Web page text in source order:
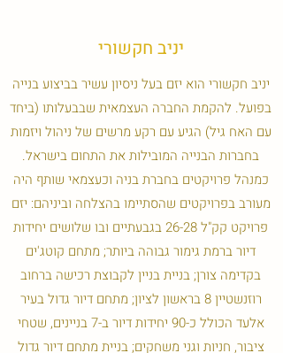
יניב חקשורי
יניב חקשורי הוא יזם בעל ניסיון עשיר בביצוע בנייה
בפועל. להקמת החברה העצמאית שבבעלותו (ביחד
עם האח גיל) הגיע עם רקע מרשים של ניהול ויזמות
בחברות הבנייה המובילות את התחום בישראל.
כמנהל פרויקטים בחברת בניה וכעצמאי שותף היה
מעורב בפרויקטים שהסתיימו בהצלחה וביניהם: יזם
פרויקט קק"ל 26-28 בגבעתיים ובו שלושים יחידות
דיור ברמת גימור גבוהה ביותר; מתחם קוטג'ים
בקדימה צורן; בניית בניין לקבוצת רכישה ברחוב
רוזנשטיין 8 בראשון לציון; מתחם דיור גדול בעיר
אלעד הכולל כ-90 יחידות דיור ב-7 בניינים, שטחי
ציבור, חניות וגני משחקים; בניית מתחם דיור גדול